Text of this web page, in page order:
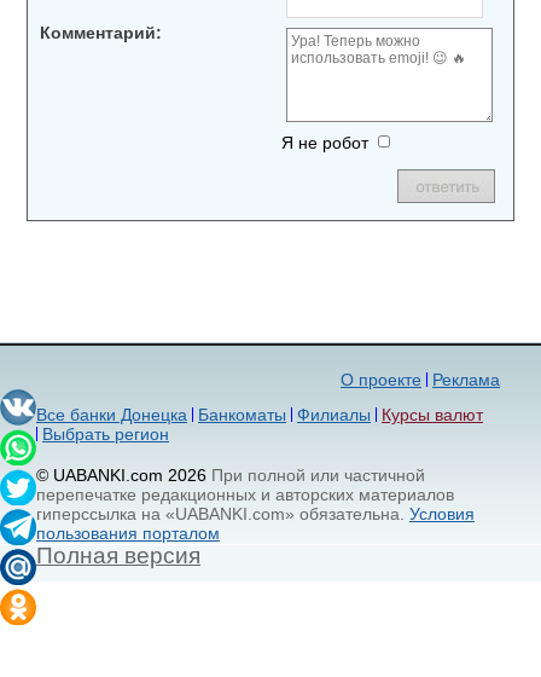
Комментарий:
Я не робот
Реклама
О проекте
Все банки Донецка
Банкоматы Филиалы
Курсы валют
Выбрать регион
© UABANKI.com 2026 При полной или частичной
перепечатке редакционных и авторских материалов
гиперссылка на «UABANKI.com» обязательна. Условия
пользования порталом
Полная версия